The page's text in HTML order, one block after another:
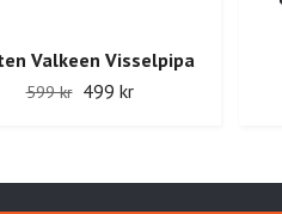
Valkeen Visselpipa
599 kr 499 kr